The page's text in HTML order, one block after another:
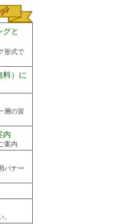
グと
形式で
料）に
層の宣
内
案内
バナー
。